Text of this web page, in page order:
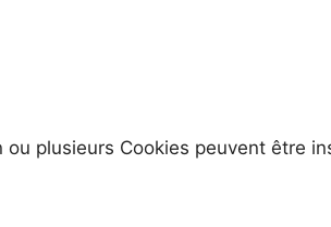
plusieurs Cookies peuvent être